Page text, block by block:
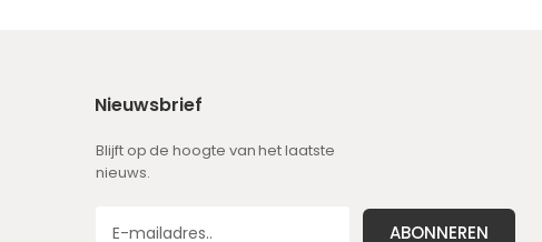
Nieuwsbrief
Blijft op de hoogte van het laatste
nieuws.